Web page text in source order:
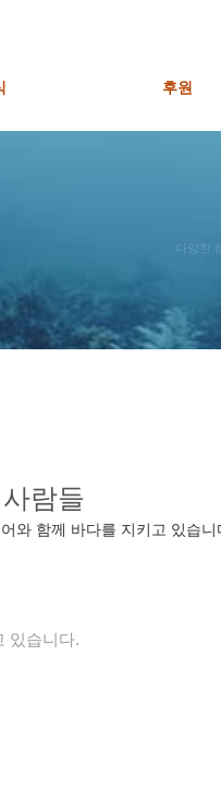
후원
다양한
람들
와 함께 바다를 지키고 있습니
있습니다.